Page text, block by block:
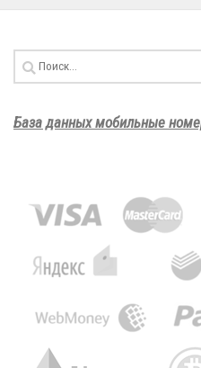
Найти:
База данных мобильные